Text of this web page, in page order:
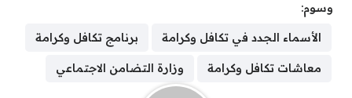
وسوم:
الأسماء الجدد في تكافل وكرامة برنامج تكافل وكرامة
معاشات تكافل وكرامة وزارة التضامن الاجتماعي